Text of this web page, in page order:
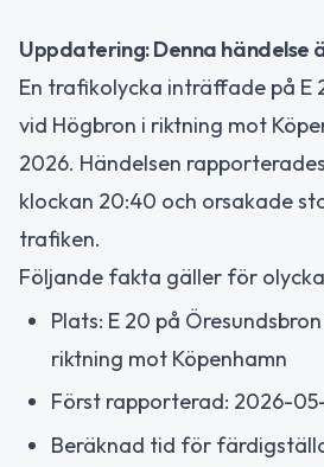
Uppdatering: Denna händelse
En trafikolycka inträffade på E
vid Högbron i riktning mot
2026. Händelsen
klockan 20:40 och orsakade
trafiken.
Följande fakta gäller för
Plats: E 20 på
riktning mot Köpenhamn
Först rapporterad: 2026-
Beräknad tid för